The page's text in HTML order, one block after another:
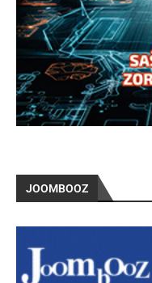
JOOMBOOZ